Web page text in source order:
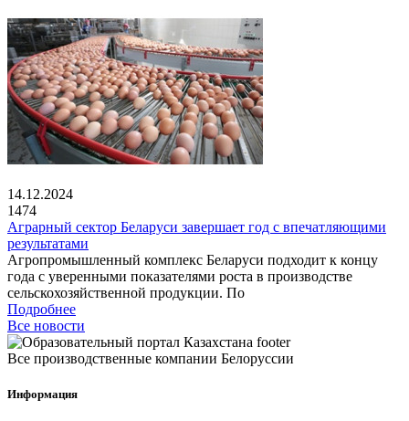
14.12.2024
1474
Аграрный сектор Беларуси завершает год с впечатляющими
результатами
Агропромышленный комплекс Беларуси подходит к концу
года с уверенными показателями роста в производстве
сельскохозяйственной продукции. По
Подробнее
Все новости
Все производственные компании Белоруссии
Информация